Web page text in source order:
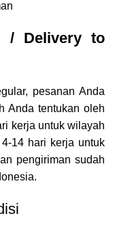
/ Delivery to
pesanan Anda
Anda tentukan oleh
kerja untuk wilayah
14 hari kerja untuk
pengiriman sudah